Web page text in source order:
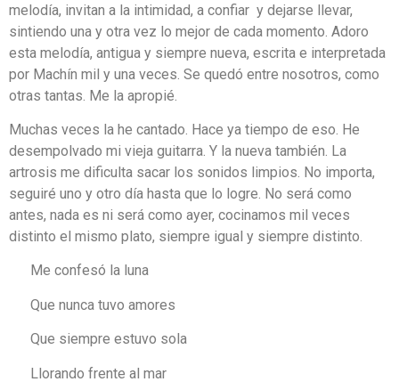
melodía, invitan a la intimidad, a confiar y dejarse llevar,
sintiendo una y otra vez lo mejor de cada momento. Adoro
esta melodía, antigua y siempre nueva, escrita e interpretada
por Machín mil y una veces. Se quedó entre nosotros, como
otras tantas. Me la apropié.
Muchas veces la he cantado. Hace ya tiempo de eso. He
desempolvado mi vieja guitarra. Y la nueva también. La
artrosis me dificulta sacar los sonidos limpios. No importa,
seguiré uno y otro día hasta que lo logre. No será como
antes, nada es ni será como ayer, cocinamos mil veces
distinto el mismo plato, siempre igual y siempre distinto.
Me confesó la luna
Que nunca tuvo amores
Que siempre estuvo sola
Llorando frente al mar